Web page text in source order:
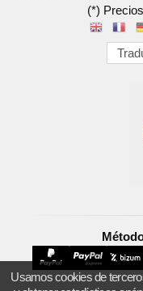
(*)
Usamos cookies de